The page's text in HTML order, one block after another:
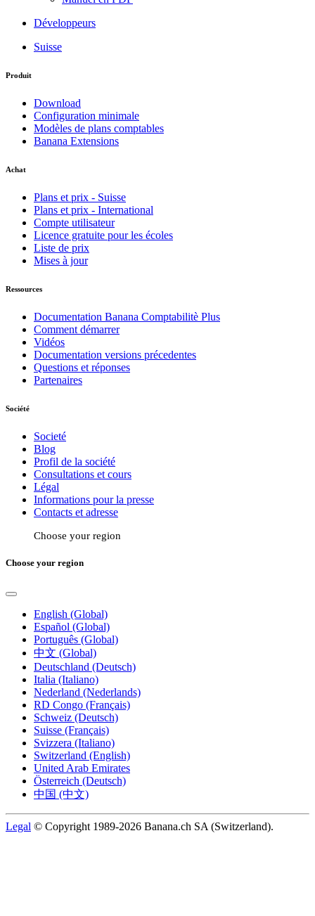
Développeurs
Suisse
Produit
Download
Configuration minimale
Modèles de plans comptables
Banana Extensions
Achat
Plans et prix - Suisse
Plans et prix - International
Compte utilisateur
Licence gratuite pour les écoles
Liste de prix
Mises à jour
Ressources
Documentation Banana Comptabilitè Plus
Comment démarrer
Vidéos
Documentation versions précedentes
Questions et réponses
Partenaires
Société
Societé
Blog
Profil de la société
Consultations et cours
Légal
Informations pour la presse
Contacts et adresse
Choose your region
Choose your region
English (Global)
Español (Global)
Português (Global)
中文 (Global)
Deutschland (Deutsch)
Italia (Italiano)
Nederland (Nederlands)
RD Congo (Français)
Schweiz (Deutsch)
Suisse (Français)
Svizzera (Italiano)
Switzerland (English)
United Arab Emirates
Österreich (Deutsch)
中国 (中文)
Legal © Copyright 1989-2026 Banana.ch SA (Switzerland).